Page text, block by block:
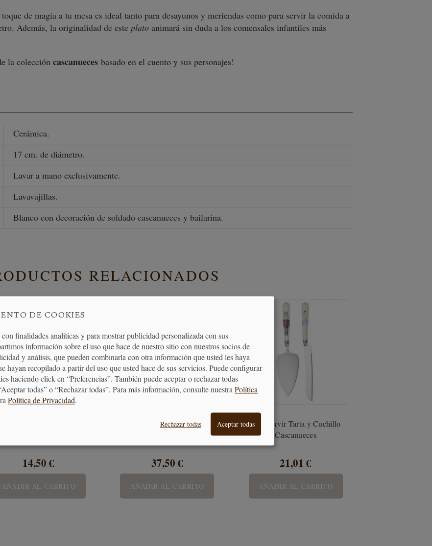
de magia a tu mesa es ideal tanto para desayunos y meriendas como para servir la comida a
Además, la originalidad de este plato animará sin duda a los comensales infantiles más
la colección cascanueces basado en el cuento y sus personajes!
Cerámica.
17 cm. de diámetro.
Lavar a mano exclusivamente.
Lavavajillas.
Blanco con decoración de soldado cascanueces y bailarina.
RELACIONADOS
14,50 €
AÑADIR AL CARRITO
Pie de Tarta Cascanueces
37,50 €
AÑADIR AL CARRITO
Pala Servir Tarta y Cuchillo
Cascanueces
21,01 €
AÑADIR AL CARRITO
DE COOKIES
finalidades analíticas y para mostrar publicidad personalizada con sus
información sobre el uso que hace de nuestro sitio con nuestros socios de
y análisis, que pueden combinarla con otra información que usted les haya
hayan recopilado a partir del uso que usted hace de sus servicios. Puede configurar
haciendo click en “Preferencias”. También puede aceptar o rechazar todas
todas” o “Rechazar todas”. Para más información, consulte nuestra Política
Política de Privacidad.
Rechazar todas Aceptar todas